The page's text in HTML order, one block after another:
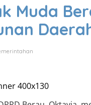
Muda